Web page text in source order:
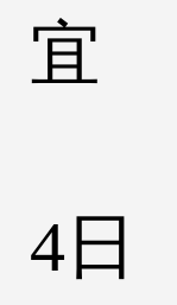
宜
4日